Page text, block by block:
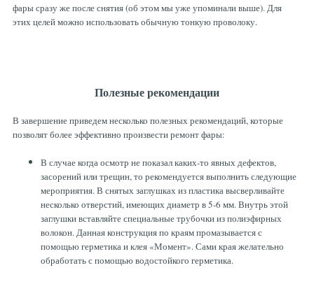
фары сразу же после снятия (об этом мы уже упоминали выше). Для
этих целей можно использовать обычную тонкую проволоку.
Полезные рекомендации
В завершение приведем несколько полезных рекомендаций, которые
позволят более эффективно произвести ремонт фары:
В случае когда осмотр не показал каких-то явных дефектов,
засорений или трещин, то рекомендуется выполнить следующие
мероприятия. В снятых заглушках из пластика высверливайте
несколько отверстий, имеющих диаметр в 5-6 мм. Внутрь этой
заглушки вставляйте специальные трубочки из полиэфирных
волокон. Данная конструкция по краям промазывается с
помощью герметика и клея «Момент». Сами края желательно
обработать с помощью водостойкого герметика.